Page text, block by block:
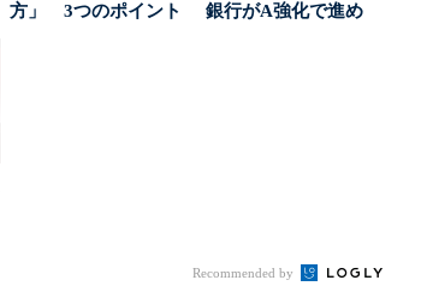
方」 3つのポイント
銀行がA強化で進め
Recommended by